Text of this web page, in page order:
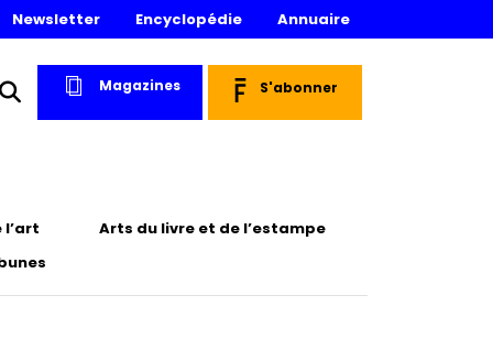
Newsletter Encyclopédie Annuaire
Magazines S'abonner
l’art
Arts du livre et de l’estampe